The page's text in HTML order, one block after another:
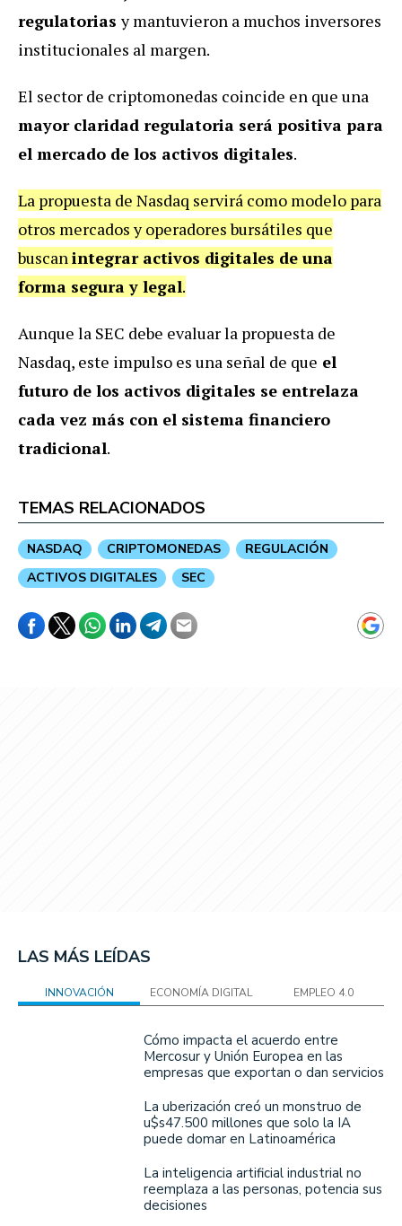
regulatoriasy mantuvieron a muchos inversores
institucionales al margen.
El sector de criptomonedas coincide en que una
mayor claridad regulatoria será positiva para
el mercado de los activos digitales.
La propuesta de Nasdaq servirá como modelo para
otros mercados y operadores bursátiles que
buscanintegrar activos digitales de una
forma segura y legal.
Aunque la SEC debe evaluar la propuesta de
Nasdaq, este impulso es una señal de que el
futuro de los activos digitales se entrelaza
cada vez más con el sistema financiero
tradicional.
TEMAS RELACIONADOS
NASDAQ CRIPTOMONEDAS
REGULACIÓN
ACTIVOS DIGITALES
SEC
LAS MÁS LEÍDAS
INNOVACIÓN ECONOMÍA DIGITAL EMPLEO 4.0
Cómo impacta el acuerdo entre
Mercosur y Unión Europea en las
empresas que exportan o dan servicios
La uberización creó un monstruo de
u$s47.500 millones que solo la IA
puede domar en Latinoamérica
La inteligencia artificial industrial no
reemplaza a las personas, potencia sus
decisiones